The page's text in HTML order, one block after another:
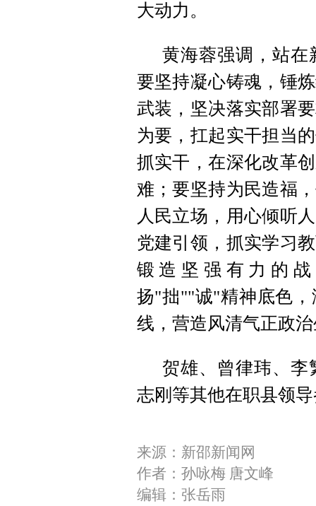
大动力。
黄海蓉强调，站在
要坚持凝心铸魂，锤
武装，坚决落实部署
为要，扛起实干担当
抓实干，在深化改革
难；要坚持为民造福
人民立场，用心倾听
党建引领，抓实学习
锻造坚强有力的
扬"拙""诚"精神底色
线，营造风清气正政
贺雄、曾律玮、李
志刚等其他在职县领
来源：新邵新闻网
作者：孙咏梅 唐文峰
编辑：张岳雨